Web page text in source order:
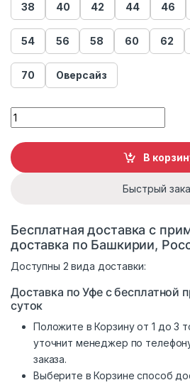
38 40 42 44 46
54 56 58 60 62
70 Оверсайз
Платок quantity
В
Быстрый
Бесплатная доставка с
доставка по Башкирии,
Доступны 2 вида доставки:
Доставка по Уфе с бесплатной
суток
Положите в Корзину от 1 до 3
уточнит менеджер по
заказа.
Выберите в Корзине способ